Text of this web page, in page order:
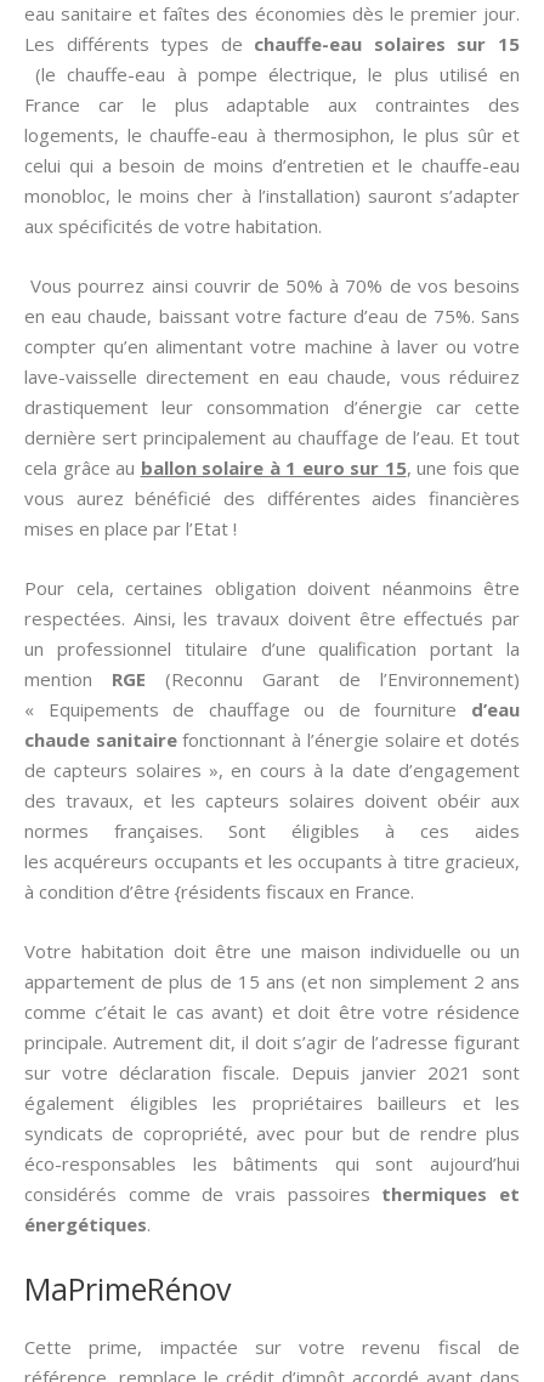
eau sanitaire et faîtes des économies dès le premier jour.
Les différents types de chauffe-eau solaires sur 15
(le chauffe-eau à pompe électrique, le plus utilisé en
France car le plus adaptable aux contraintes des
logements, le chauffe-eau à thermosiphon, le plus sûr et
celui qui a besoin de moins d’entretien et le chauffe-eau
monobloc, le moins cher à l’installation) sauront s’adapter
aux spécificités de votre habitation.
Vous pourrez ainsi couvrir de 50% à 70% de vos besoins
en eau chaude, baissant votre facture d’eau de 75%. Sans
compter qu’en alimentant votre machine à laver ou votre
lave-vaisselle directement en eau chaude, vous réduirez
drastiquement leur consommation d’énergie car cette
dernière sert principalement au chauffage de l’eau. Et tout
cela grâce au ballon solaire à 1 euro sur 15, une fois que
vous aurez bénéficié des différentes aides financières
mises en place par l’Etat !
Pour cela, certaines obligation doivent néanmoins être
respectées. Ainsi, les travaux doivent être effectués par
un professionnel titulaire d’une qualification portant la
mention RGE (Reconnu Garant de l’Environnement)
« Equipements de chauffage ou de fourniture d’eau
chaude sanitairefonctionnant à l’énergie solaire et dotés
de capteurs solaires », en cours à la date d’engagement
des travaux, et les capteurs solaires doivent obéir aux
normes françaises. Sont éligibles à ces aides
les acquéreurs occupants et les occupants à titre gracieux,
à condition d’être {résidents fiscaux en France.
Votre habitation doit être une maison individuelle ou un
appartement de plus de 15 ans (et non simplement 2 ans
comme c’était le cas avant) et doit être votre résidence
principale. Autrement dit, il doit s’agir de l’adresse figurant
sur votre déclaration fiscale. Depuis janvier 2021 sont
également éligibles les propriétaires bailleurs et les
syndicats de copropriété, avec pour but de rendre plus
éco-responsables les bâtiments qui sont aujourd’hui
considérés comme de vrais passoires thermiques et
énergétiques.
MaPrimeRénov
Cette prime, impactée sur votre revenu fiscal de
référence, remplace le crédit d’impôt accordé avant dans